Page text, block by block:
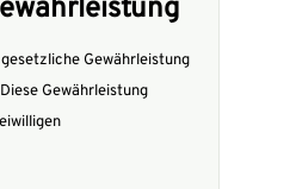
Gewährleistung
Gewährleistung